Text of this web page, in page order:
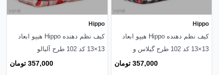
Hippo
کیف نظم دهنده Hippo هیپو ابعاد
13×13 کد 102 طرح گیلاس و
357,000 تومان
Hippo
کیف نظم دهنده Hippo هیپو ابعاد
13×13 کد 102 طرح آلبالو
357,000 تومان